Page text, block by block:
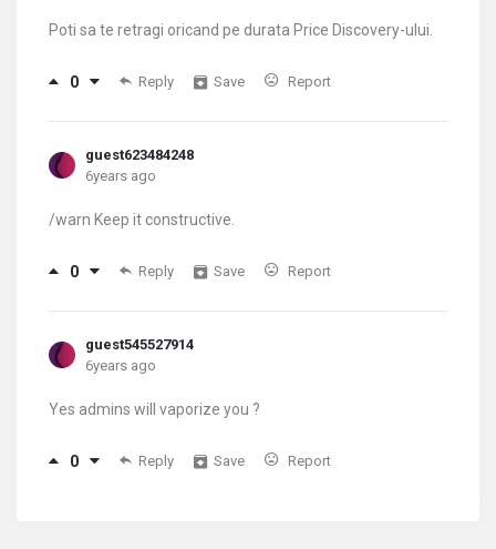
Poti sa te retragi oricand pe durata Price Discovery-ului.
0 Reply Save Report
guest623484248
6years ago
/warn Keep it constructive.
0 Reply Save Report
guest545527914
6years ago
Yes admins will vaporize you ?
0 Reply Save Report